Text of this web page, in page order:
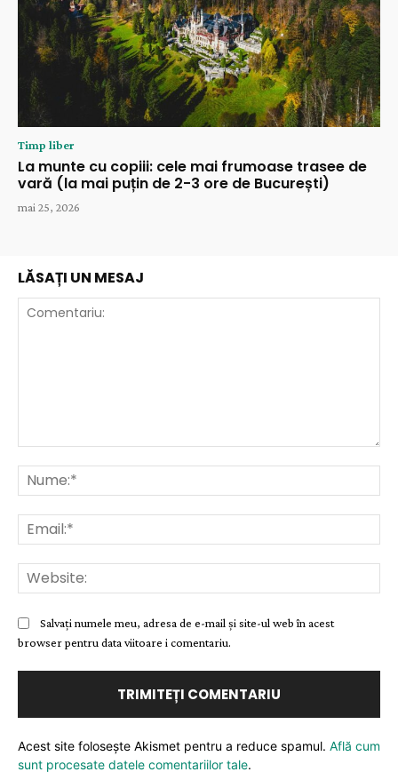
Timp liber
La munte cu copiii: cele mai frumoase trasee de
vară (la mai puțin de 2-3 ore de București)
mai 25, 2026
LĂSAȚI UN MESAJ
Salvați numele meu, adresa de e-mail și site-ul web în acest
browser pentru data viitoare i comentariu.
Acest site folosește Akismet pentru a reduce spamul. Află cum
sunt procesate datele comentariilor tale.